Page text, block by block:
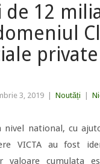
12
3, 2019 Noutăți
nivel national, cu
VICTA au fost
valoare cumulata